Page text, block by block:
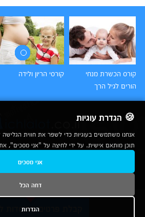
קורס הכשרת מנחי
הורים לגיל הרך
קורסי הריון ולידה
© כל הזכויות שמורות לחברת נרד אונליין בע"מ | מכללות|
נשמח לעמוד לשירותך בטלפון
1-800-780-760
קבלת פרטים ממוסדות
🍪 הגדרת עוגיות
אנחנו משתמשים בעוגיות כדי לשפר את חווית
תוכן מותאם אישית. על ידי לחיצה על "אני מסכים",
אני מסכים
דחה הכל
הגדרות